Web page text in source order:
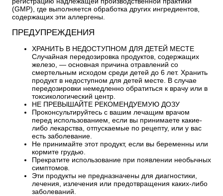
(GMP), где выполняется обработка других ингредиентов,
содержащих эти аллергены.
ПРЕДУПРЕЖДЕНИЯ
ХРАНИТЬ В НЕДОСТУПНОМ ДЛЯ ДЕТЕЙ МЕСТЕ
Случайная передозировка продуктов, содержащих
железо, — основная причина отравлений со
смертельным исходом среди детей до 6 лет. Хранить
продукт в недоступном для детей месте. В случае
передозировки немедленно обратиться к врачу или в
токсикологический центр.
НЕ ПРЕВЫШАЙТЕ РЕКОМЕНДУЕМУЮ ДОЗУ
Проконсультируйтесь с вашим лечащим врачом
перед использованием, если вы принимаете какие-
либо лекарства, отпускаемые по рецепту, или у вас
есть заболевание.
Не принимайте этот продукт, если вы беременны или
кормите грудью.
Прекратите использование при появлении необычных
симптомов.
Эти продукты не предназначены для диагностики,
лечения, излечения или предотвращения каких-либо
заболеваний.